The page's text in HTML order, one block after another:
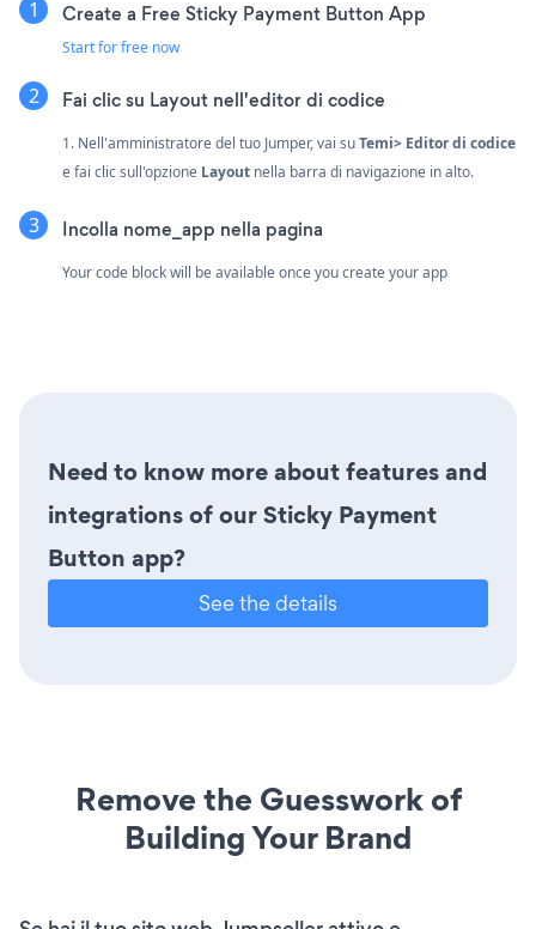
Create a Free Sticky Payment Button App
Start for free now
Fai clic su Layout nell'editor di codice
1. Nell'amministratore del tuo Jumper, vai suTemi> Editor di codice
e fai clic sull'opzione Layout nella barra di navigazione in alto.
Incolla nome_app nella pagina
Your code block will be available once you create your app
Need to know more about features and
integrations of our Sticky Payment
Button app?
See the details
Remove the Guesswork of
Building Your Brand